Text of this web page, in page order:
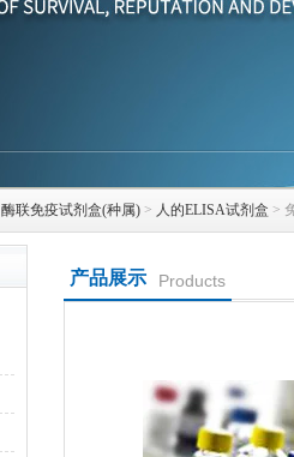
酶联免疫试剂盒(种属) > 人的ELISA试剂盒 >
产品展示 Products